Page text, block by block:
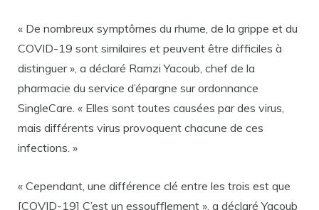
« De nombreux symptômes du rhume, de la grippe et du
COVID-19 sont similaires et peuvent être difficiles à
distinguer », a déclaré Ramzi Yacoub, chef de la
pharmacie du service d’épargne sur ordonnance
SingleCare. « Elles sont toutes causées par des virus,
mais différents virus provoquent chacune de ces
infections. »
« Cependant, une différence clé entre les trois est que
[COVID-19] C’est un essoufflement », a déclaré Yacoub